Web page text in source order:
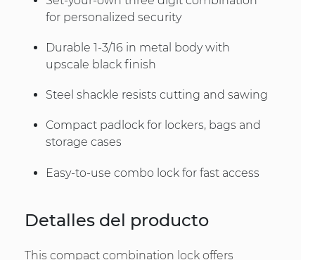
for personalized security
Durable 1-3/16 in metal body with
upscale black finish
Steel shackle resists cutting and sawing
Compact padlock for lockers, bags and
storage cases
Easy-to-use combo lock for fast access
Detalles del producto
This compact combination lock offers